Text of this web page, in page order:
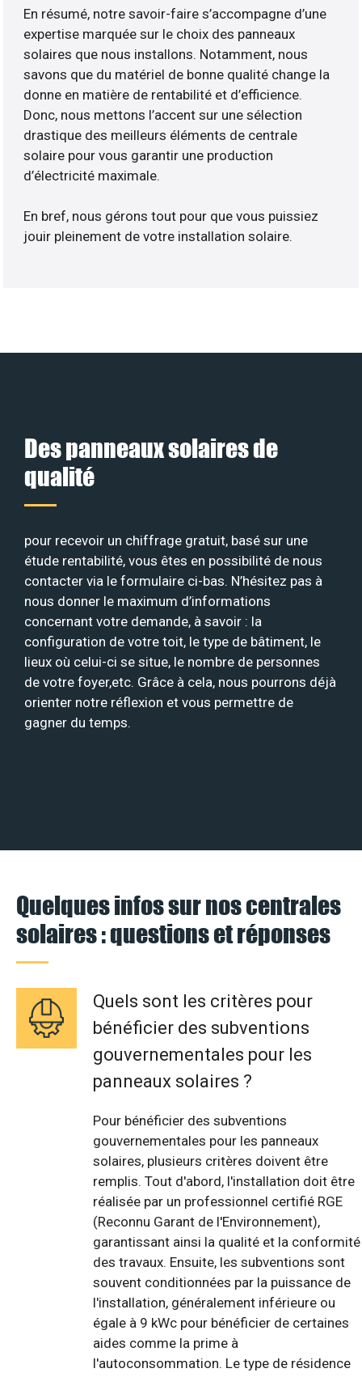
En résumé, notre savoir-faire s’accompagne d’une
expertise marquée sur le choix des panneaux
solaires que nous installons. Notamment, nous
savons que du matériel de bonne qualité change la
donne en matière de rentabilité et d’efficience.
Donc, nous mettons l’accent sur une sélection
drastique des meilleurs éléments de centrale
solaire pour vous garantir une production
d’électricité maximale.
En bref, nous gérons tout pour que vous puissiez
jouir pleinement de votre installation solaire.
Des panneaux solaires de
qualité
pour recevoir un chiffrage gratuit, basé sur une
étude rentabilité, vous êtes en possibilité de nous
contacter via le formulaire ci-bas. N’hésitez pas à
nous donner le maximum d’informations
concernant votre demande, à savoir : la
configuration de votre toit, le type de bâtiment, le
lieux où celui-ci se situe, le nombre de personnes
de votre foyer,etc. Grâce à cela, nous pourrons déjà
orienter notre réflexion et vous permettre de
gagner du temps.
Quelques infos sur nos centrales
solaires : questions et réponses
Quels sont les critères pour
bénéficier des subventions
gouvernementales pour les
panneaux solaires ?
Pour bénéficier des subventions
gouvernementales pour les panneaux
solaires, plusieurs critères doivent être
remplis. Tout d'abord, l'installation doit être
réalisée par un professionnel certifié RGE
(Reconnu Garant de l'Environnement),
garantissant ainsi la qualité et la conformité
des travaux. Ensuite, les subventions sont
souvent conditionnées par la puissance de
l'installation, généralement inférieure ou
égale à 9 kWc pour bénéficier de certaines
aides comme la prime à
l'autoconsommation. Le type de résidence